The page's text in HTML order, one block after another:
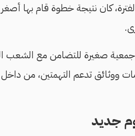
كان نتيجة خطوة قام بها
صغيرة للتضامن مع الشعب
ووثائق تدعم التهمتين، من
جديد